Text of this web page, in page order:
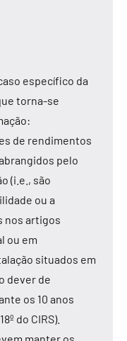
específico da
torna-se
de rendimentos
pelo
(i.e., são
ou a
nos artigos
ou em
situados em
dever de
os 10 anos
do CIRS).
manter os